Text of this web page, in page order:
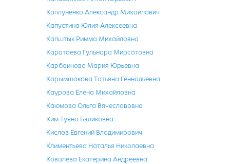
Каплуненко Александр Михайлович
Капустина Юлия Алексеевна
Капштык Римма Михайловна
Каратаева Гульнара Мирсатовна
Карбаинова Мария Юрьевна
Карымшакова Татьяна Геннадьевна
Каурова Елена Михайловна
Каюмова Ольга Вячеславовна
Ким Туяна Бэликовна
Кислов Евгений Владимирович
Климентьева Наталья Николаевна
Ковалёва Екатерина Андреевна